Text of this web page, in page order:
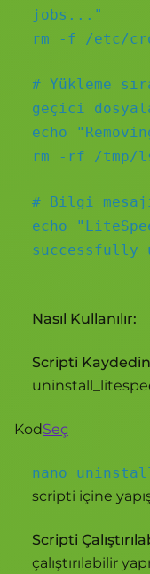
jobs..."
rm -f /etc/
# Yükleme
geçici
echo
rm -rf /tmp/
# Bilgi
echo
successfully
Nasıl Kullanılır:
Scripti
KodSeç
nano
scripti içine
Scripti
çalıştırılabilir